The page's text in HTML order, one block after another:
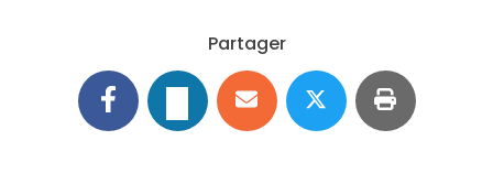
Partager